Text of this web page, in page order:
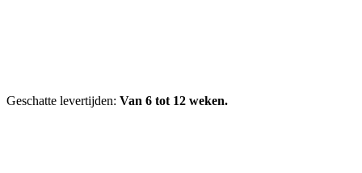
Geschatte levertijden: Van 6 tot 12 weken.